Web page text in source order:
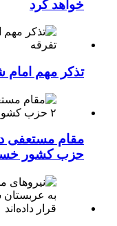
خواهد کرد
تذکر مهم امام
حزب کشور